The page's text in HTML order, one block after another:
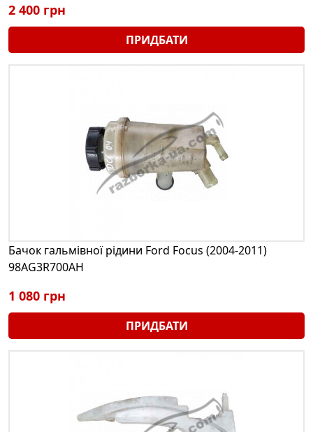
2 400 грн
ПРИДБАТИ
Бачок гальмівної рідини Ford Focus (2004-2011)
98AG3R700AH
1 080 грн
ПРИДБАТИ